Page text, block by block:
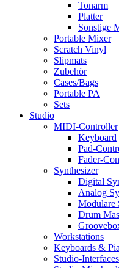
Tonarm
Platter
Sonstige
Portable Mixer
Scratch Vinyl
Slipmats
Zubehör
Cases/Bags
Portable PA
Sets
Studio
MIDI-Controller
Keyboard
Pad-
Fader-
Synthesizer
Digital
Analog
Modulare
Drum
Workstations
Keyboards &
Studio-Interfaces